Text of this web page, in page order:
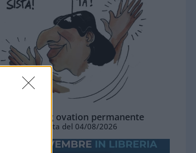
La standing ovation permanente
Vignetta del 04/08/2026